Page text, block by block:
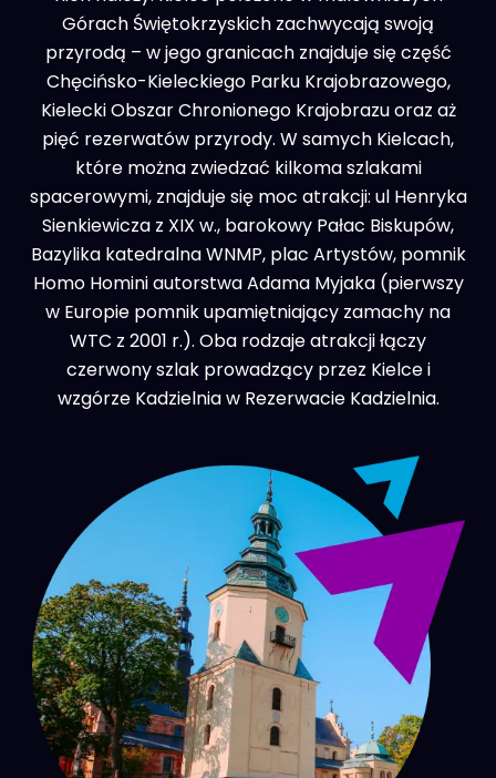
Górach Świętokrzyskich zachwycają swoją
przyrodą – w jego granicach znajduje się część
Chęcińsko-Kieleckiego Parku Krajobrazowego,
Kielecki Obszar Chronionego Krajobrazu oraz aż
pięć rezerwatów przyrody. W samych Kielcach,
które można zwiedzać kilkoma szlakami
spacerowymi, znajduje się moc atrakcji: ul Henryka
Sienkiewicza z XIX w., barokowy Pałac Biskupów,
Bazylika katedralna WNMP, plac Artystów, pomnik
Homo Homini autorstwa Adama Myjaka (pierwszy
w Europie pomnik upamiętniający zamachy na
WTC z 2001 r.). Oba rodzaje atrakcji łączy
czerwony szlak prowadzący przez Kielce i
wzgórze Kadzielnia w Rezerwacie Kadzielnia.